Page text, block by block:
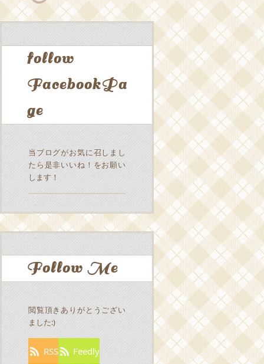
follow
FacebookPa
ge
当ブログがお気に召しまし
たら是非いいね！をお願い
します！
Follow Me
閲覧頂きありがとうござい
ました:)
RSS Feedly